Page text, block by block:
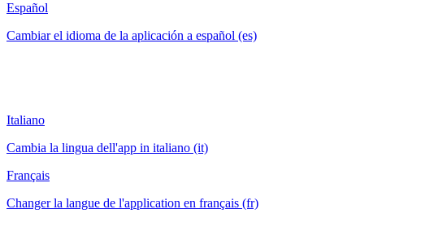
Español
Cambiar el idioma de la aplicación a español (es)
Italiano
Cambia la lingua dell'app in italiano (it)
Français
Changer la langue de l'application en français (fr)